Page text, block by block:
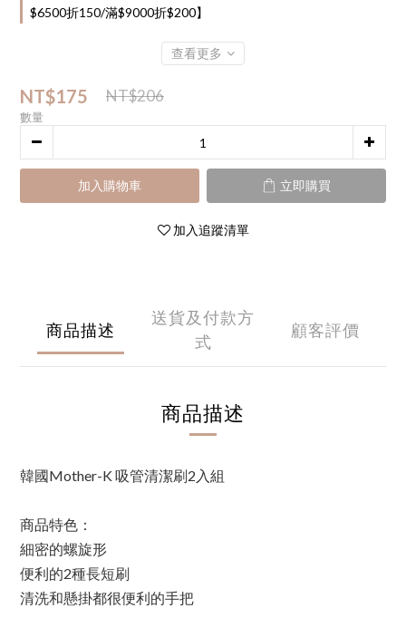
$6500折150/滿$9000折$200】
查看更多
NT$175 NT$206
數量
加入購物車 立即購買
加入追蹤清單
商品描述
送貨及付款方
式
顧客評價
商品描述
韓國Mother-K 吸管清潔刷2入組
商品特色：
細密的螺旋形
便利的2種長短刷
清洗和懸掛都很便利的手把